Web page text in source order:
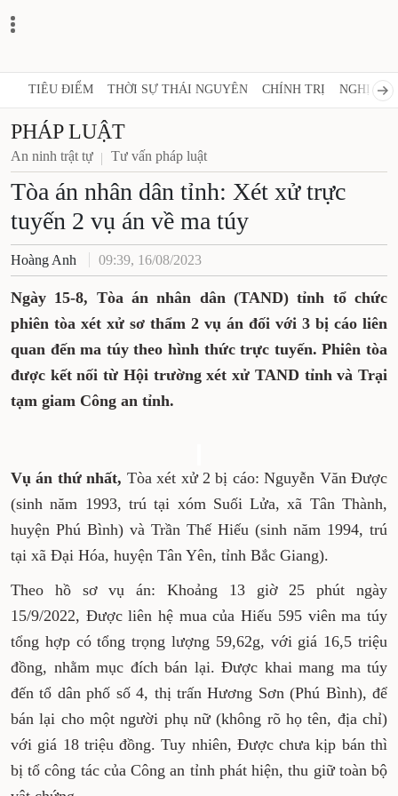
TIÊU ĐIỂM THỜI SỰ THÁI NGUYÊN CHÍNH TRỊ NGHỊ
PHÁP LUẬT
An ninh trật tự Tư vấn pháp luật
Tòa án nhân dân tỉnh: Xét xử
trực tuyến 2 vụ án về ma túy
Hoàng Anh 09:39, 16/08/2023
Ngày 15-8, Tòa án nhân dân (TAND) tỉnh tổ
chức phiên tòa xét xử sơ thẩm 2 vụ án đối
với 3 bị cáo liên quan đến ma túy theo hình
thức trực tuyến. Phiên tòa được kết nối từ
Hội trường xét xử TAND tỉnh và Trại tạm
Vụán thứ nhất, Tòa xét xử 2 bị cáo: Nguyễn
Văn Được (sinh năm 1993, trú tại xóm Suối Lửa,
xã Tân Thành, huyện Phú Bình) và Trần Thế
Hiếu (sinh năm 1994, trú tại xã Đại Hóa, huyện
Tân Yên, tỉnh Bắc Giang).
Theo hồ sơ vụ án: Khoảng 13 giờ 25 phút ngày
15/9/2022, Được liên hệ mua của Hiếu 595 viên
ma túy tổng hợp có tổng trọng lượng 59,62g,
với giá 16,5 triệu đồng, nhằm mục đích bán lại.
Được khai mang ma túy đến tổ dân phố số 4, thị
trấn Hương Sơn (Phú Bình), để bán lại cho một